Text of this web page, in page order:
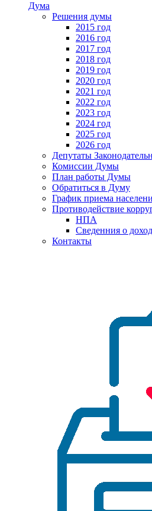
Дума
Решения думы
2015 год
2016 год
2017 год
2018 год
2019 год
2020 год
2021 год
2022 год
2023 год
2024 год
2025 год
2026 год
Депутаты
Комиссии Думы
План работы Думы
Обратиться в Думу
График приема
Противодействие
НПА
Сведенния о
Контакты